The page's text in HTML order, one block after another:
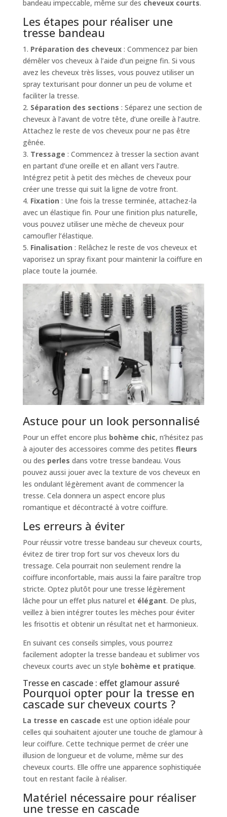
bandeau impeccable, même sur des cheveux courts.
Les étapes pour réaliser une
tresse bandeau
1. Préparation des cheveux: Commencez par bien
démêler vos cheveux à l’aide d’un peigne fin. Si vous
avez les cheveux très lisses, vous pouvez utiliser un
spray texturisant pour donner un peu de volume et
faciliter la tresse.
2. Séparation des sections : Séparez une section de
cheveux à l’avant de votre tête, d’une oreille à l’autre.
Attachez le reste de vos cheveux pour ne pas être
gênée.
3. Tressage : Commencez à tresser la section avant
en partant d’une oreille et en allant vers l’autre.
Intégrez petit à petit des mèches de cheveux pour
créer une tresse qui suit la ligne de votre front.
4. Fixation : Une fois la tresse terminée, attachez-la
avec un élastique fin. Pour une finition plus naturelle,
vous pouvez utiliser une mèche de cheveux pour
camoufler l’élastique.
5. Finalisation : Relâchez le reste de vos cheveux et
vaporisez un spray fixant pour maintenir la coiffure en
place toute la journée.
Astuce pour un look personnalisé
Pour un effet encore plus bohème chic, n’hésitez pas
à ajouter des accessoires comme des petites fleurs
ou des perles dans votre tresse bandeau. Vous
pouvez aussi jouer avec la texture de vos cheveux en
les ondulant légèrement avant de commencer la
tresse. Cela donnera un aspect encore plus
romantique et décontracté à votre coiffure.
Les erreurs à éviter
Pour réussir votre tresse bandeau sur cheveux courts,
évitez de tirer trop fort sur vos cheveux lors du
tressage. Cela pourrait non seulement rendre la
coiffure inconfortable, mais aussi la faire paraître trop
stricte. Optez plutôt pour une tresse légèrement
lâche pour un effet plus naturel et élégant. De plus,
veillez à bien intégrer toutes les mèches pour éviter
les frisottis et obtenir un résultat net et harmonieux.
En suivant ces conseils simples, vous pourrez
facilement adopter la tresse bandeau et sublimer vos
cheveux courts avec un style bohème et pratique.
Tresse en cascade : effet glamour assuré
Pourquoi opter pour la tresse en
cascade sur cheveux courts ?
La tresse en cascade est une option idéale pour
celles qui souhaitent ajouter une touche de glamour à
leur coiffure. Cette technique permet de créer une
illusion de longueur et de volume, même sur des
cheveux courts. Elle offre une apparence sophistiquée
tout en restant facile à réaliser.
Matériel nécessaire pour réaliser
une tresse en cascade